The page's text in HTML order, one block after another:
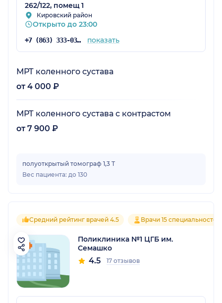
262/122, помещ 1
Кировский район
Открыто до 23:00
+7 (863) 333-03-93 показать
МРТ коленного сустава
от 4 000 ₽
МРТ коленного сустава с контрастом
от 7 900 ₽
полуоткрытый томограф 1,3 Т
Вес пациента: до 130
Средний рейтинг врачей 4.5 Врачи 15 специальностей
Поликлиника №1 ЦГБ им.
Семашко
4.5 17 отзывов